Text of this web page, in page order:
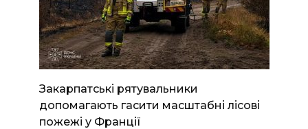
Закарпатські рятувальники
допомагають гасити масштабні лісові
пожежі у Франції